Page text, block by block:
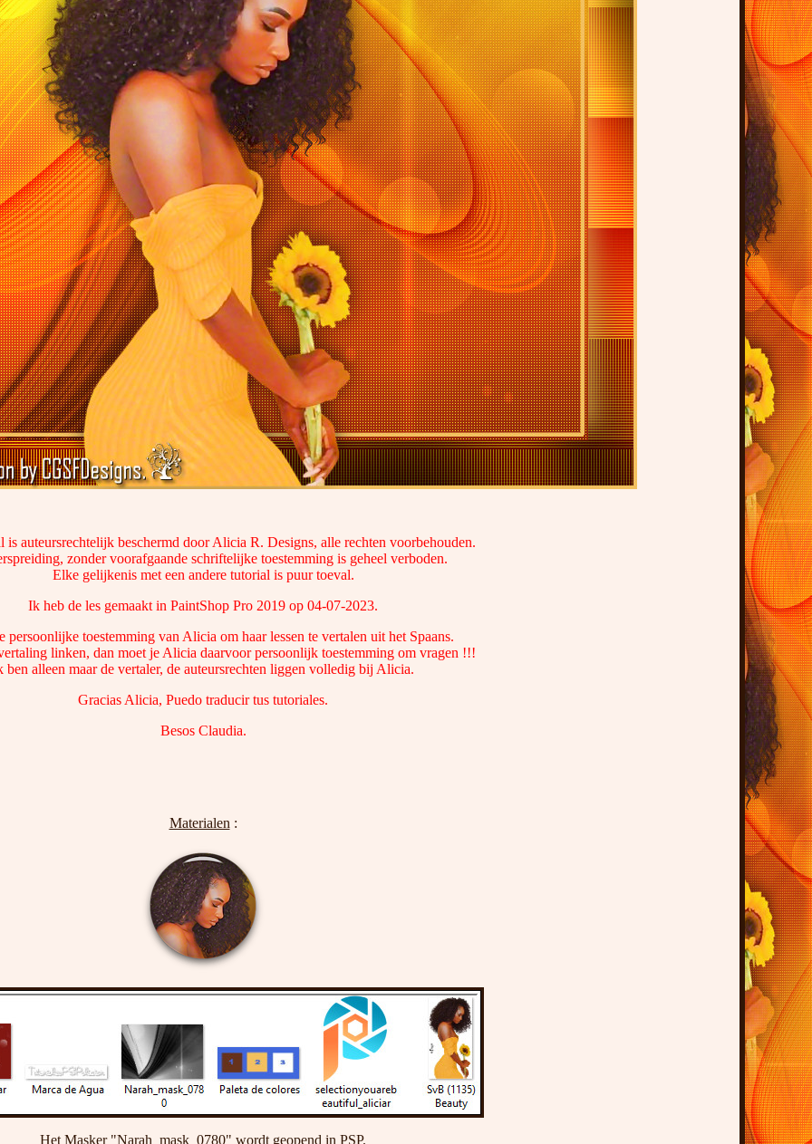
is auteursrechtelijk beschermd door Alicia R. Designs, alle rechten voorbehouden.
zonder voorafgaande schriftelijke toestemming is geheel verboden.
Elke gelijkenis met een andere tutorial is puur toeval.
Ik heb de les gemaakt in PaintShop Pro 2019 op 04-07-2023.
persoonlijke toestemming van Alicia om haar lessen te vertalen uit het Spaans.
linken, dan moet je Alicia daarvoor persoonlijk toestemming om vragen !!!
ben alleen maar de vertaler, de auteursrechten liggen volledig bij Alicia.
Gracias Alicia, Puedo traducir tus tutoriales.
Besos Claudia.
Materialen :
Het Masker "Narah_mask_0780" wordt geopend in PSP.